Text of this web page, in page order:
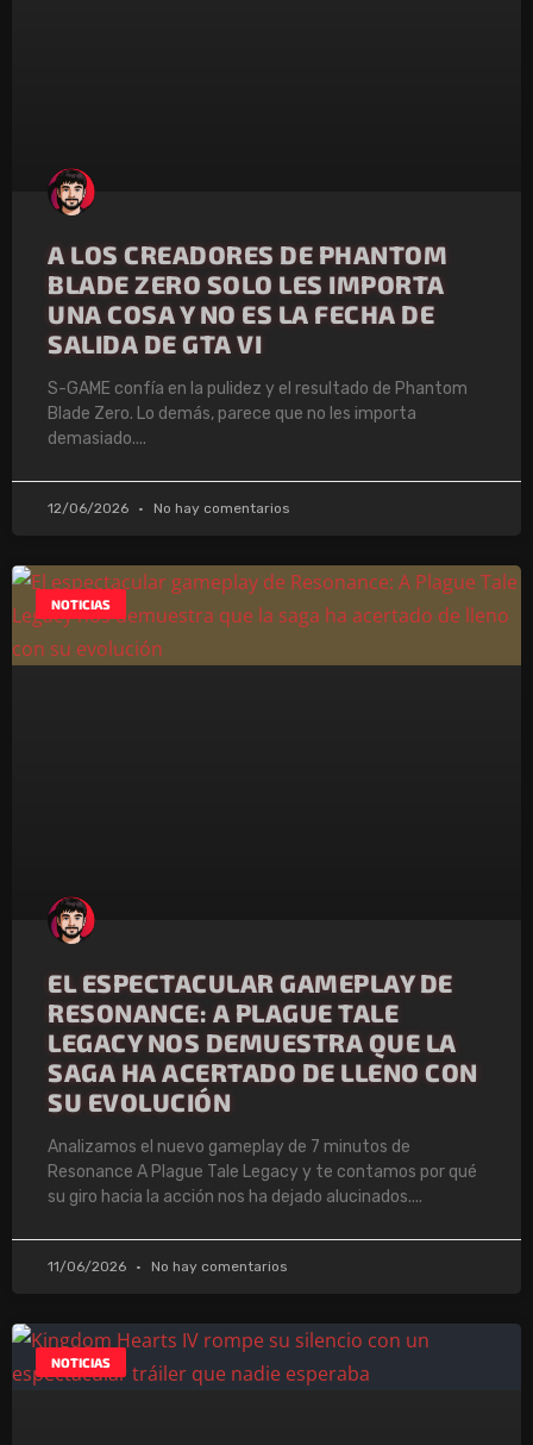
A LOS CREADORES DE PHANTOM
BLADE ZERO SOLO LES IMPORTA
UNA COSA Y NO ES LA FECHA DE
SALIDA DE GTA VI
S-GAME confía en la pulidez y el resultado de Phantom
Blade Zero. Lo demás, parece que no les importa
demasiado.
12/06/2026 No hay comentarios
NOTICIAS
EL ESPECTACULAR GAMEPLAY DE
RESONANCE: A PLAGUE TALE
LEGACY NOS DEMUESTRA QUE LA
SAGA HA ACERTADO DE LLENO CON
SU EVOLUCIÓN
Analizamos el nuevo gameplay de 7 minutos de
Resonance A Plague Tale Legacy y te contamos por qué
su giro hacia la acción nos ha dejado alucinados.
11/06/2026 No hay comentarios
NOTICIAS